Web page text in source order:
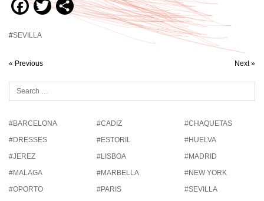
Facebook
TwitterCompartir
#SEVILLA
« Previous Next »
#BARCELONA #CADIZ
#CHAQUETAS
#DRESSES
#ESTORIL
#HUELVA
#JEREZ
#LISBOA
#MADRID
#MALAGA
#MARBELLA
#NEW YORK
#OPORTO
#PARIS
#SEVILLA